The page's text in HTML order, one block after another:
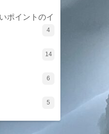
ポイントのイ
4
14
6
5